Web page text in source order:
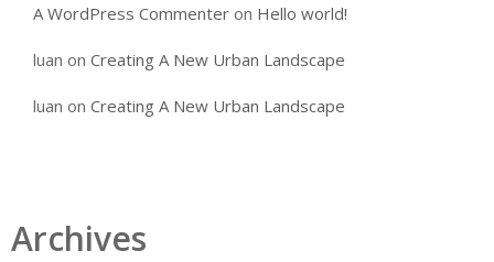
A WordPress Commenter on Hello world!
luan on Creating A New Urban Landscape
luan on Creating A New Urban Landscape
Archives